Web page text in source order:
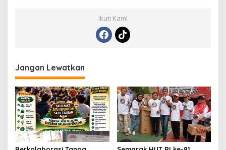
Ikuti Kami
Jangan Lewatkan